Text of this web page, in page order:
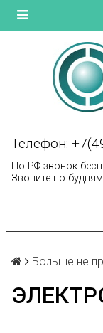
Телефон:
По РФ звонок
Звоните по
Больше не